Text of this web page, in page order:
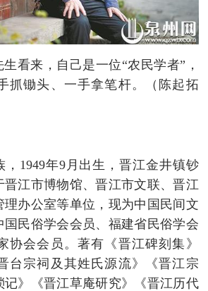
看来，自己是一位“农民学者”，
抓锄头、一手拿笔杆。（陈起拓
，1949年9月出生，晋江金井镇钞
晋江市博物馆、晋江市文联、晋江
理办公室等单位，现为中国民间文
国民俗学会会员、福建省民俗学会
协会会员。著有《晋江碑刻集》
台宗祠及其姓氏源流》《晋江宗
记》《晋江草庵研究》《晋江历代